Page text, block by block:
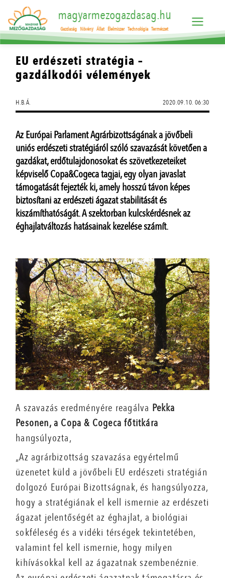
magyarmezogazdasag.hu
Gazdaság Növény Állat Élelmiszer Technológia Természet
EU erdészeti stratégia –
gazdálkodói vélemények
H.B.Á. 2020.09.10. 06:30
Az Európai Parlament Agrárbizottságának a jövőbeli
uniós erdészeti stratégiáról szóló szavazását követően a
gazdákat, erdőtulajdonosokat és szövetkezeteiket
képviselő Copa&Cogeca tagjai, egy olyan javaslat
támogatását fejezték ki, amely hosszú távon képes
biztosítani az erdészeti ágazat stabilitását és
kiszámíthatóságát. A szektorban kulcskérdésnek az
éghajlatváltozás hatásainak kezelése számít.
A szavazás eredményére reagálva Pekka
Pesonen, a Copa & Cogeca főtitkára
hangsúlyozta,
„Az agrárbizottság szavazása egyértelmű
üzenetet küld a jövőbeli EU erdészeti stratégián
dolgozó Európai Bizottságnak, és hangsúlyozza,
hogy a stratégiának el kell ismernie az erdészeti
ágazat jelentőségét az éghajlat, a biológiai
sokféleség és a vidéki térségek tekintetében,
valamint fel kell ismernie, hogy milyen
kihívásokkal kell az ágazatnak szembenéznie.